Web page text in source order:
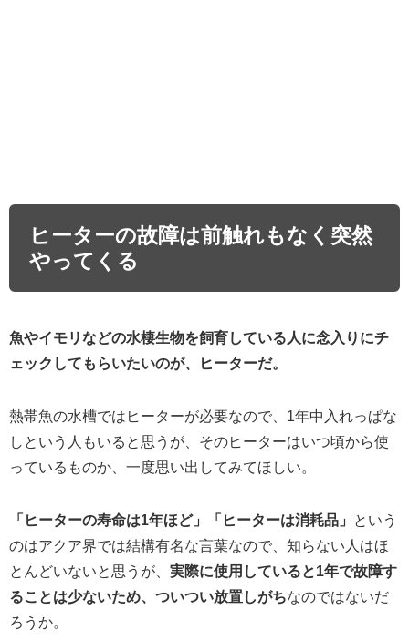
ヒーターの故障は前触れもなく突然
やってくる
魚やイモリなどの水棲生物を飼育している人に念入りにチ
ェックしてもらいたいのが、ヒーターだ。
熱帯魚の水槽ではヒーターが必要なので、1年中入れっぱな
しという人もいると思うが、そのヒーターはいつ頃から使
っているものか、一度思い出してみてほしい。
「ヒーターの寿命は1年ほど」「ヒーターは消耗品」
という
のはアクア界では結構有名な言葉なので、知らない人はほ
とんどいないと思うが、 実際に使用していると1年で故障す
ることは少ないため、ついつい放置しがちなのではないだ
ろうか。